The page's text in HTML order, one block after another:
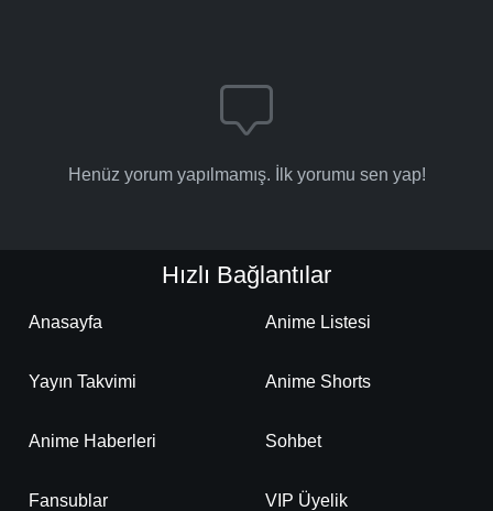
Henüz yorum yapılmamış. İlk yorumu sen yap!
Hızlı Bağlantılar
Anasayfa Anime Listesi
Yayın Takvimi Anime Shorts
Anime Haberleri Sohbet
Fansublar VIP Üyelik